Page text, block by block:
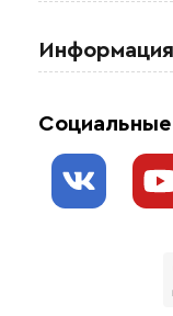
Регулирующая
Системы защиты
Отопительное
Обогрев
Обогрев
Информация
Блог
Социальные